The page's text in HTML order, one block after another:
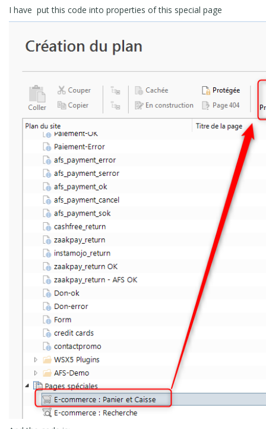
I have put this code into properties of this special page